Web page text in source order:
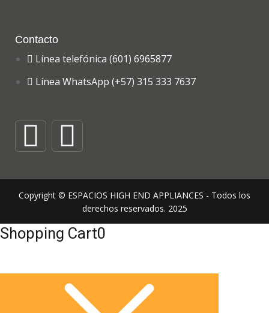
Contacto
Línea telefónica (601) 6965877
Línea WhatsApp (+57) 315 333 7637
Copyright © ESPACIOS HIGH END APPLIANCES - Todos los
derechos reservados. 2025
Shopping Cart0